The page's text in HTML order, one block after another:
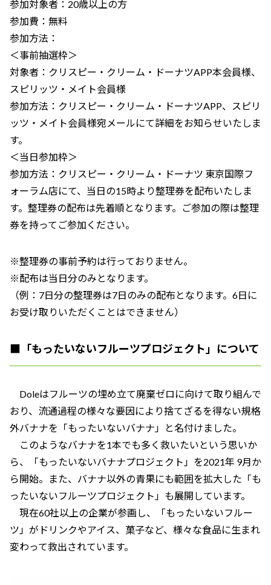
参加対象者：20歳以上の方
参加費：無料
参加方法：
＜事前抽選枠＞
対象者：クリスピー・クリーム・ドーナツAPP本会員様、
スピリッツ・メイト会員様
参加方法：クリスピー・クリーム・ドーナツAPP、スピリ
ッツ・メイト会員様宛メールにて詳細をお知らせいたしま
す。
＜当日参加枠＞
参加方法：クリスピー・クリーム・ドーナツ 東京国際フ
ォーラム店にて、当日の15時より整理券を配布いたしま
す。整理券の配布は先着順となります。ご参加の際は整理
券を持ってご参加ください。
※整理券の事前予約は行っておりません。
※配布は当日分のみとなります。
（例：7日分の整理券は7日のみの配布となります。6日に
お受け取りいただくことはできません）
■「もったいないフルーツプロジェクト」について
Doleはフルーツの埋め立て廃棄ゼロに向けて取り組んで
おり、流通過程の様々な要因により捨てざるを得ない規格
外バナナを「もったいないバナナ」と名付けました。
このようなバナナを1本でも多く救いたいという思いか
ら、「もったいないバナナプロジェクト」を2021年 9月か
ら開始。また、バナナ以外の青果にも範囲を拡大した「も
ったいないフルーツプロジェクト」も展開しています。
現在60社以上の企業が参画し、「もったいないフルー
ツ」がドリンクやアイス、菓子など、様々な食品に生まれ
変わって救出されています。